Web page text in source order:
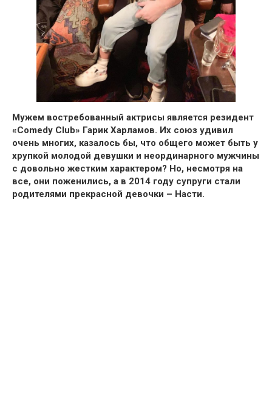
Мужем востребованный актрисы является резидент
«Comedy Club» Гарик Харламов. Их союз удивил
очень многих, казалось бы, что общего может быть у
хрупкой молодой девушки и неординарного мужчины
с довольно жестким характером? Но, несмотря на
все, они поженились, а в 2014 году супруги стали
родителями прекрасной девочки – Насти.